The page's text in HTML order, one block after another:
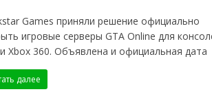
Games приняли решение официально
игровые серверы GTA Online для
Xbox 360. Объявлена и официальная дата
далее